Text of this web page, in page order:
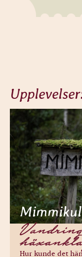
Hur kunde det